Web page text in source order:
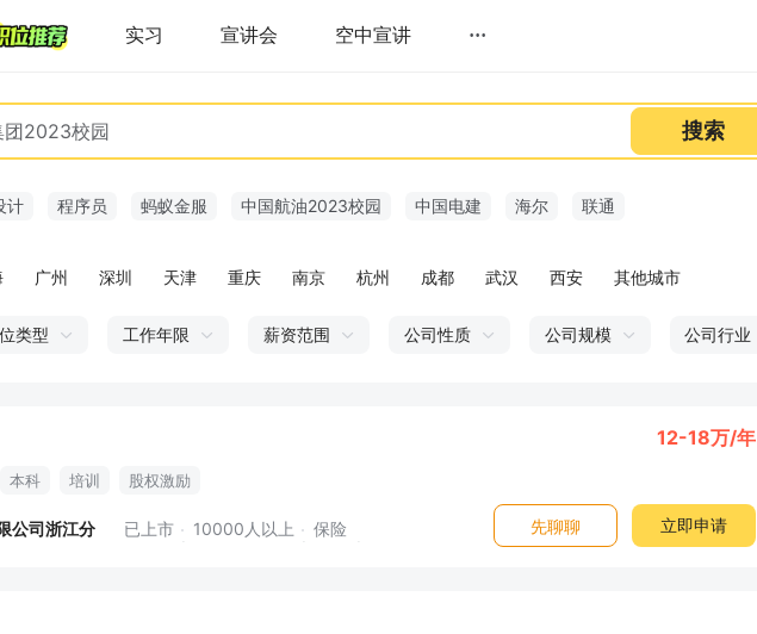
实习 宣讲会 空中宣讲 ···
搜索
计 程序员 蚂蚁金服 中国航油2023校园 中国电建 海尔 联通
广州 深圳 天津 重庆 南京 杭州 成都 武汉 西安 其他城市
类型 工作年限 薪资范围 公司性质 公司规模 公司行业
本科 培训 股权激励
公司浙江分 已上市 10000人以上 保险
12-18万/年
先聊聊 立即申请